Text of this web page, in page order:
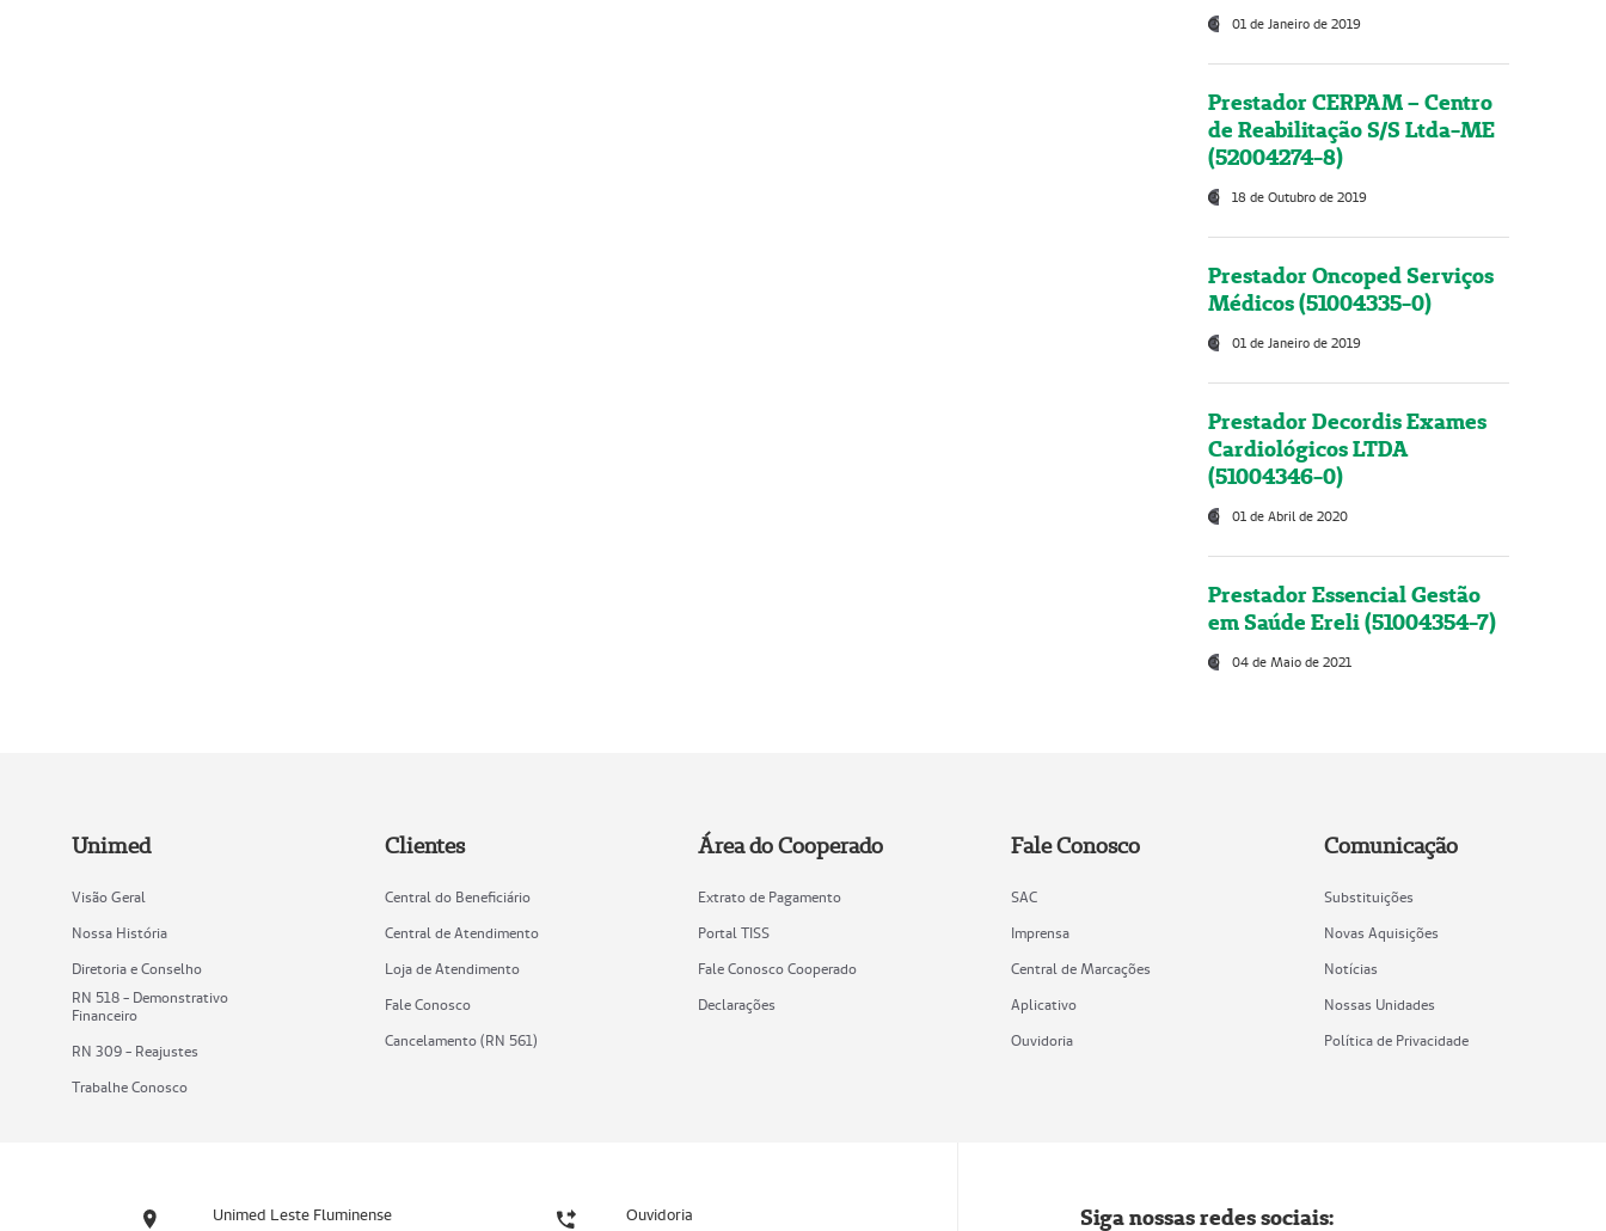
01 de Janeiro de 2019
Prestador CERPAM – Centro
de Reabilitação S/S Ltda-ME
(52004274-8)
18 de Outubro de 2019
Prestador Oncoped Serviços
Médicos (51004335-0)
01 de Janeiro de 2019
Prestador Decordis Exames
Cardiológicos LTDA
(51004346-0)
01 de Abril de 2020
Prestador Essencial Gestão
em Saúde Ereli (51004354-7)
04 de Maio de 2021
Unimed
Visão Geral
Nossa História
Diretoria e Conselho
RN 518 - Demonstrativo
Financeiro
RN 309 - Reajustes
Trabalhe Conosco
Clientes
Central do Beneficiário
Central de Atendimento
Loja de Atendimento
Fale Conosco
Cancelamento (RN 561)
Área do Cooperado
Extrato de Pagamento
Portal TISS
Fale Conosco Cooperado
Declarações
Fale Conosco
SAC
Imprensa
Central de Marcações
Aplicativo
Ouvidoria
Comunicação
Substituições
Novas Aquisições
Notícias
Nossas Unidades
Política de Privacidade
Unimed Leste Fluminense Ouvidoria Siga nossas redes sociais: